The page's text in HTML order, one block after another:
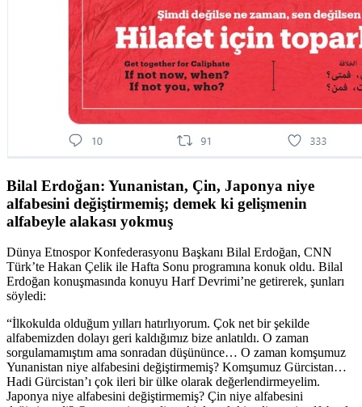
Bilal Erdoğan: Yunanistan, Çin, Japonya niye
alfabesini değiştirmemiş; demek ki gelişmenin
alfabeyle alakası yokmuş
Dünya Etnospor Konfederasyonu Başkanı Bilal Erdoğan, CNN
Türk’te Hakan Çelik ile Hafta Sonu programına konuk oldu. Bilal
Erdoğan konuşmasında konuyu Harf Devrimi’ne getirerek, şunları
söyledi:
“İlkokulda olduğum yılları hatırlıyorum. Çok net bir şekilde
alfabemizden dolayı geri kaldığımız bize anlatıldı. O zaman
sorgulamamıştım ama sonradan düşününce… O zaman komşumuz
Yunanistan niye alfabesini değiştirmemiş? Komşumuz Gürcistan…
Hadi Gürcistan’ı çok ileri bir ülke olarak değerlendirmeyelim.
Japonya niye alfabesini değiştirmemiş? Çin niye alfabesini